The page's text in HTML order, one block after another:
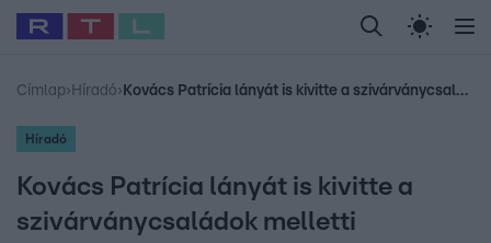
Legfrissebb RTL Híradó Randi Celeb vagyok,
Babits Marcella Most Wanted Gallusz
Címlap› Híradó› Kovács Patrícia lányát is kivitte a szivárványcsaládok melletti megmozdulásra
Híradó
Kovács Patrícia lányát is kivitte a
szivárványcsaládok melletti